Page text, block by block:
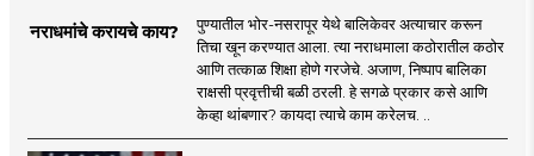
नराधमांचे करायचे काय?
पुण्यातील भोर-नसरापूर येथे बालिकेवर अत्याचार करून
तिचा खून करण्यात आला. त्या नराधमाला कठोरातील कठोर
आणि तत्काळ शिक्षा होणे गरजेचे. अजाण, निष्पाप बालिका
राक्षसी प्रवृत्तीची बळी ठरली. हे सगळे प्रकार कसे आणि
केव्हा थांबणार? कायदा त्याचे काम करेलच. ..